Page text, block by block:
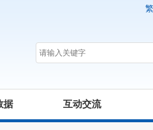
据 互动交流